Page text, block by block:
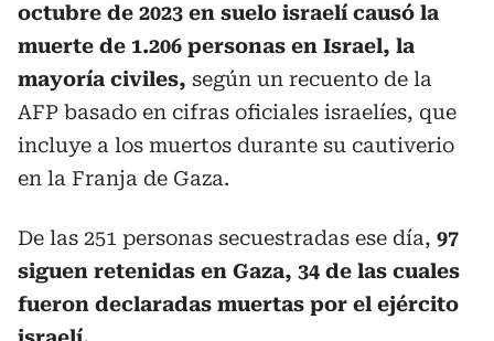
octubre de 2023 en suelo israelí causó la
muerte de 1.206 personas en Israel, la
mayoría civiles, según un recuento de la
AFP basado en cifras oficiales israelíes, que
incluye a los muertos durante su cautiverio
en la Franja de Gaza.
De las 251 personas secuestradas ese día, 97
siguen retenidas en Gaza, 34 de las cuales
fueron declaradas muertas por el ejército